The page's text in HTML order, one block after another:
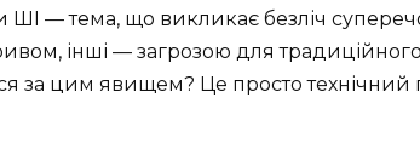
— тема, що викликає безліч
інші — загрозою для
за цим явищем? Це просто